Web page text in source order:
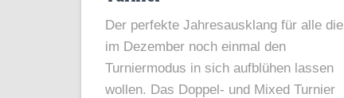
Der perfekte Jahresausklang für alle die
im Dezember noch einmal den
Turniermodus in sich aufblühen lassen
wollen. Das Doppel- und Mixed Turnier